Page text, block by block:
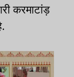
करमाटांड़